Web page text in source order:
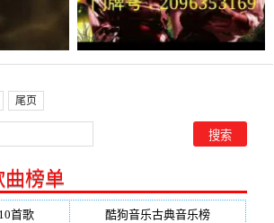
尾页
曲榜单
首歌 酷狗音乐古典音乐榜